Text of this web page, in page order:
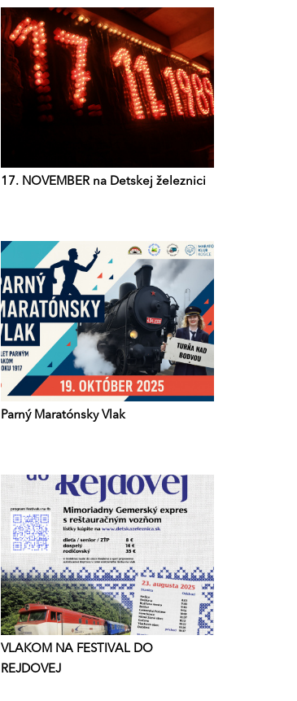
17. NOVEMBER na Detskej železnici
Parný Maratónsky Vlak
VLAKOM NA FESTIVAL DO
REJDOVEJ